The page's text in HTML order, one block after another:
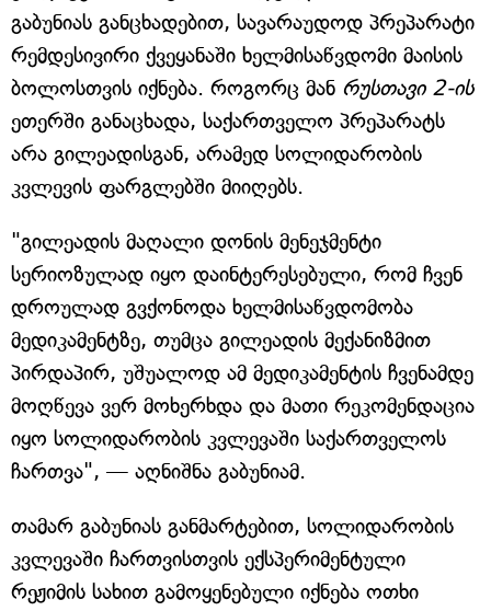
გაბუნიას განცხადებით, სავარაუდოდ პრეპარატი
რემდესივირი ქვეყანაში ხელმისაწვდომი მაისის
ბოლოსთვის იქნება. როგორც მან რუსთავი 2-ის
ეთერში განაცხადა, საქართველო პრეპარატს
არა გილეადისგან, არამედ სოლიდარობის
კვლევის ფარგლებში მიიღებს.
"გილეადის მაღალი დონის მენეჯმენტი
სერიოზულად იყო დაინტერესებული, რომ ჩვენ
დროულად გვქონოდა ხელმისაწვდომობა
მედიკამენტზე, თუმცა გილეადის მექანიზმით
პირდაპირ, უშუალოდ ამ მედიკამენტის ჩვენამდე
მოღწევა ვერ მოხერხდა და მათი რეკომენდაცია
იყო სოლიდარობის კვლევაში საქართველოს
ჩართვა", — აღნიშნა გაბუნიამ.
თამარ გაბუნიას განმარტებით, სოლიდარობის
კვლევაში ჩართვისთვის ექსპერიმენტული
რეჟიმის სახით გამოყენებული იქნება ოთხი